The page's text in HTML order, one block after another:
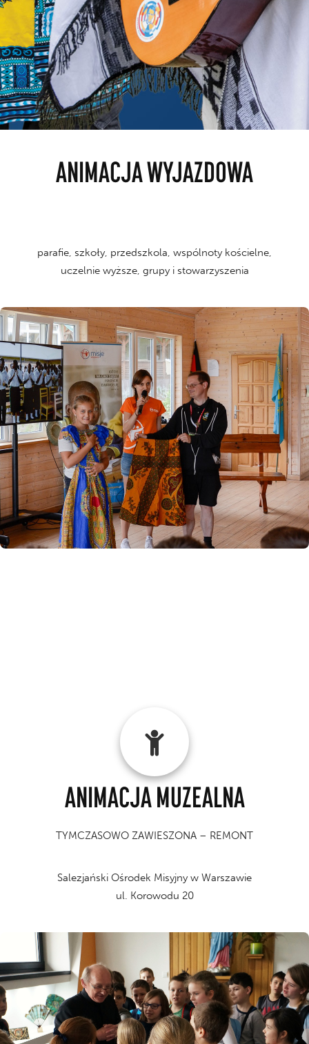
ANIMACJA WYJAZDOWA
parafie, szkoły, przedszkola, wspólnoty kościelne,
uczelnie wyższe, grupy i stowarzyszenia
Przyjedziemy do Twojej miejscowości, szkoły, parafii i
opowiemy
o pracy na misjach. Poznasz misyjne życie „od kuchni”!
Nasze opowiadania i prezentacje dostosujemy
do miejsca i wieku osób, do których wyruszają
nasi misjonarze i wolontariusze. Jesteśmy otwarci
na współpracę. Chętnie wysłuchamy Waszych wskazówek
i wspólnie uzgodnimy wszystkie szczegóły animacji
misyjnej.
ANIMACJA MUZEALNA
TYMCZASOWO ZAWIESZONA – REMONT
Salezjański Ośrodek Misyjny w Warszawie
ul. Korowodu 20
z liści palmowych. W Azji zobaczysz ręcznie malowaną
chińską porcelanę i latające lampiony. Na wyspach
Oceanii poznasz egzotyczne skarby podwodnego świata.